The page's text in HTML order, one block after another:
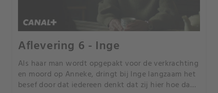
Aflevering 6 - Inge
Als haar man wordt opgepakt voor de verkrachting
en moord op Anneke, dringt bij Inge langzaam het
besef door dat iedereen denkt dat zij hier hoe dan